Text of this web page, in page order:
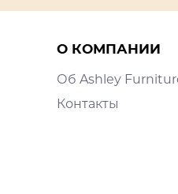
О КОМПАНИИ
Об Ashley
Контакты